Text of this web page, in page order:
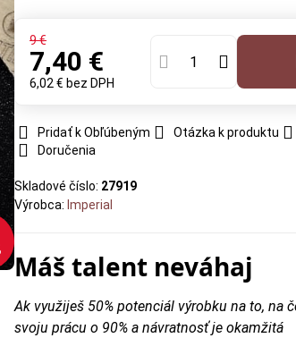
9 €
7,40 €
6,02 € bez DPH
Pridať k Obľúbeným Otázka k produktu
Doručenia
Skladové číslo: 27919
Výrobca: Imperial
Máš talent neváhaj
Ak využiješ 50% potenciál výrobku na to, na
svoju prácu o 90% a návratnosť je okamžitá